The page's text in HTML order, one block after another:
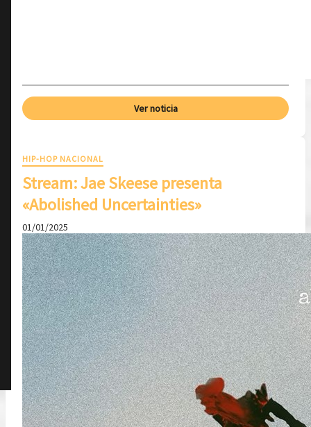
Ver noticia
HIP-HOP NACIONAL
Stream: Jae Skeese presenta
«Abolished Uncertainties»
01/01/2025